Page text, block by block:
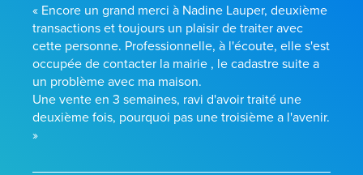
« Encore un grand merci à Nadine Lauper, deuxième
transactions et toujours un plaisir de traiter avec
cette personne. Professionnelle, à l'écoute, elle s'est
occupée de contacter la mairie , le cadastre suite a
un problème avec ma maison.
Une vente en 3 semaines, ravi d'avoir traité une
deuxième fois, pourquoi pas une troisième a l'avenir.
»